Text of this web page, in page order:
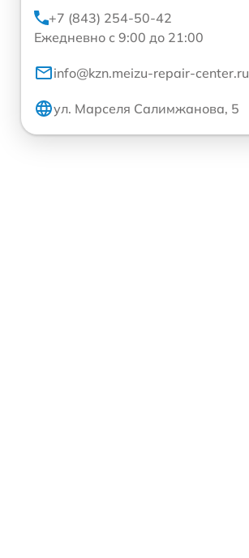
+7 (843) 254-50-42
Ежедневно с 9:00 до 21:00
info@kzn.meizu-repair-center.ru
ул. Марселя Салимжанова, 5